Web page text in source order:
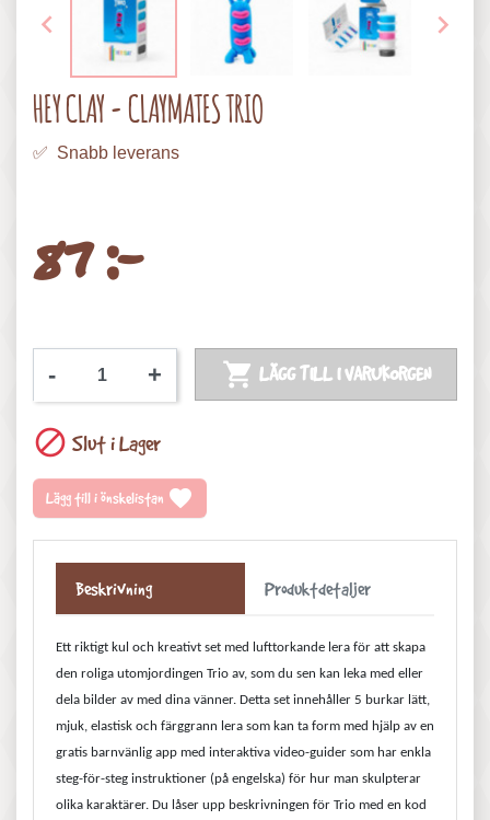
 
HEY CLAY - CLAYMATES TRIO
✅ Snabb leverans
87 :-
- +  LÄGG TILL I VARUKORGEN
 Slut i Lager
Lägg till i önskelistan favorite
Beskrivning Produktdetaljer
Ett riktigt kul och kreativt set med lufttorkande lera för att skapa
den roliga utomjordingen Trio av, som du sen kan leka med eller
dela bilder av med dina vänner. Detta set innehåller 5 burkar lätt,
mjuk, elastisk och färggrann lera som kan ta form med hjälp av en
gratis barnvänlig app med interaktiva video-guider som har enkla
steg-för-steg instruktioner (på engelska) för hur man skulpterar
olika karaktärer. Du låser upp beskrivningen för Trio med en kod